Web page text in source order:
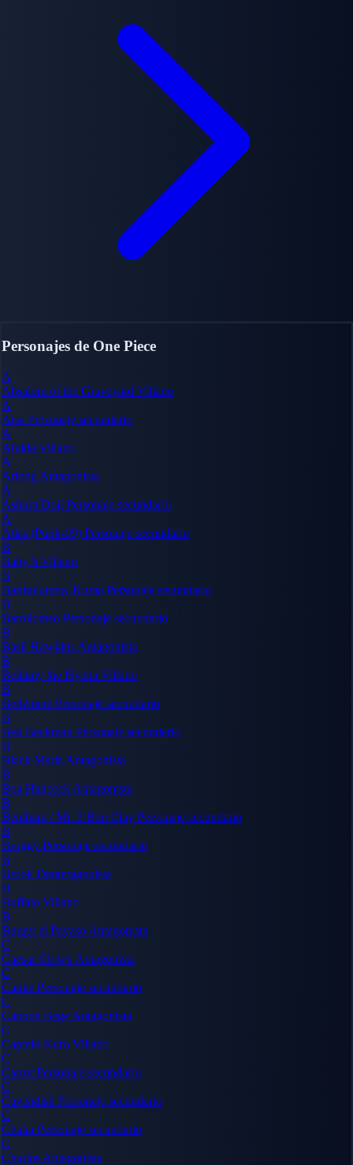
Personajes de One Piece
A
Absalom of the Graveyard Villano
A
Aisa Personaje secundario
A
Alvida Villano
A
Arlong Antagonista
A
Ashura Doji Personaje secundario
A
Atlas (Punk-09) Personaje secundario
B
Baby 5 Villano
B
Bartholomew Kuma Personaje secundario
B
Bartolomeo Personaje secundario
B
Basil Hawkins Antagonista
B
Bellamy the Hyena Villano
B
Bellemere Personaje secundario
B
Ben Beckman Personaje secundario
B
Black Maria Antagonista
B
Boa Hancock Antagonista
B
Bentham / Mr. 2 Bon Clay Personaje secundario
B
Broggy Personaje secundario
B
Brook Deuteragonista
B
Buffalo Villano
B
Buggy el Payaso Antagonista
C
Caesar Clown Antagonista
C
Camie Personaje secundario
C
Capone Bege Antagonista
C
Captain Kuro Villano
C
Carrot Personaje secundario
C
Cavendish Personaje secundario
C
Chaka Personaje secundario
C
Charlos Antagonista